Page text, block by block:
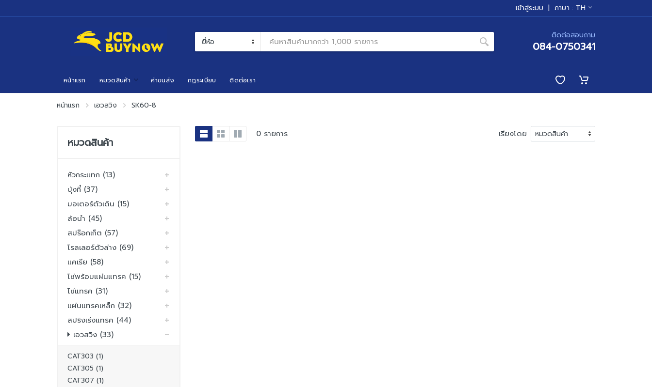
เข้าสู่ระบบ | ภาษา : TH
ติดต่อสอบถาม
084-0750341
หน้าแรก หมวดสินค้า ค่าขนส่ง กฏระเบียบ ติดต่อเรา
หน้าแรก เอวสวิง SK60-8
หมวดสินค้า
หัวกระแทก (13)
บุ้งกี๋ (37)
มอเตอร์ตัวเดิน (15)
ล้อนำ (45)
สปร๊อกเก็ต (57)
โรลเลอร์ตัวล่าง (69)
แคเรีย (58)
โซ่พร้อมแผ่นแทรค (15)
โซ่แทรค (31)
แผ่นแทรคเหล็ก (32)
สปริงเร่งแทรค (44)
เอวสวิง (33)
CAT303 (1)
CAT305 (1)
CAT307 (1)
0 รายการ เรียงโดย